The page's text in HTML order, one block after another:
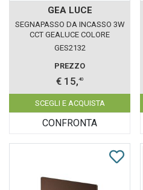
GEA LUCE
SEGNAPASSO DA INCASSO 3W
CCT GEALUCE COLORE
MARRONE IP54
GES2132
PREZZO
€ 15,40
SCEGLI E ACQUISTA
CONFRONTA